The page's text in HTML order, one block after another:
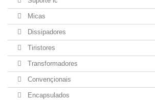
Micas
Dissipadores
Tiristores
Transformadores
Convençionais
Encapsulados